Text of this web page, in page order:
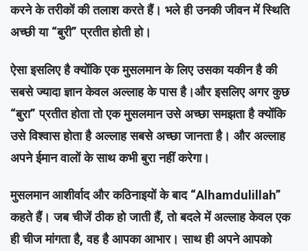
करने के तरीकों की तलाश करते हैं। भले ही उनकी जीवन में स्थिति
अच्छी या “बुरी” प्रतीत होती हो।
ऐसा इसलिए है क्योंकि एक मुसलमान के लिए उसका यकीन है की
सबसे ज्यादा ज्ञान केवल अल्लाह के पास है।और इसलिए अगर कुछ
“बुरा” प्रतीत होता तो एक मुसलमान उसे अच्छा समझता है क्योंकि
उसे विश्वास होता है अल्लाह सबसे अच्छा जानता है। और अल्लाह
अपने ईमान वालों के साथ कभी बुरा नहीं करेगा।
मुसलमान आशीर्वाद और कठिनाइयों के बाद “Alhamdulillah”
कहते हैं। जब चीजें ठीक हो जाती हैं, तो बदले में अल्लाह केवल एक
ही चीज मांगता है, वह है आपका आभार। साथ ही अपने आपको